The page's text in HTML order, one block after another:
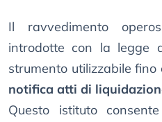
Il ravvedimento
introdotte con la legge
strumento utilizzabile
notifica atti di
Questo istituto